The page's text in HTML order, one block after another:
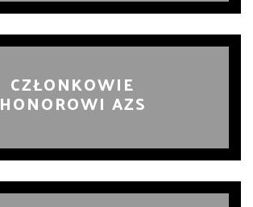
CZŁONKOWIE
HONOROWI AZS